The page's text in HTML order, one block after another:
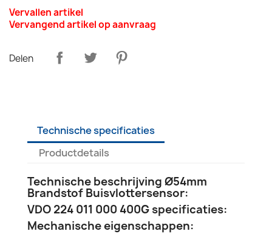
Vervallen artikel
Vervangend artikel op aanvraag
Delen
Technische specificaties
Productdetails
Technische beschrijving Ø54mm
Brandstof Buisvlottersensor:
VDO 224 011 000 400G specificaties:
Mechanische eigenschappen: